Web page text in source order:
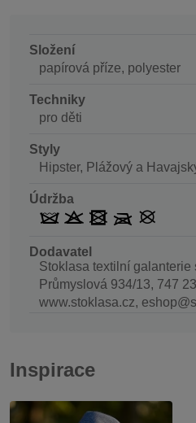
Složení
papírová příze, polyester
Techniky
pro děti
Styly
Hipster, Plážový a
Údržba
Dodavatel
Stoklasa textilní galanterie
Průmyslová 934/13, 747
www.stoklasa.cz,
Inspirace